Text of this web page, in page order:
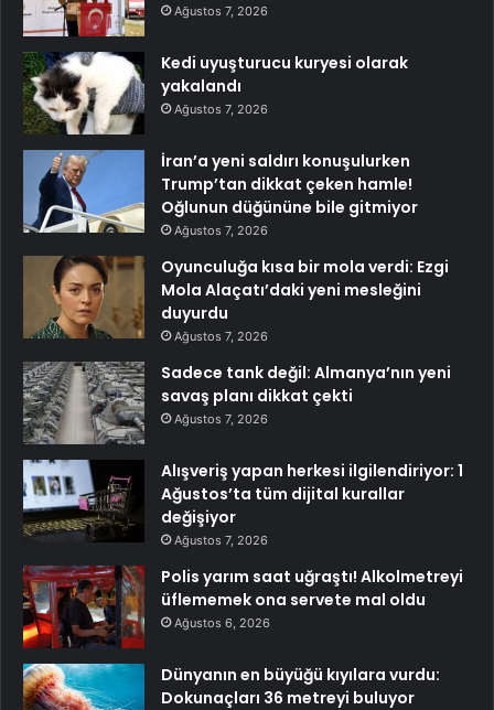
Ağustos 7, 2026
Kedi uyuşturucu kuryesi olarak
yakalandı
Ağustos 7, 2026
İran’a yeni saldırı konuşulurken
Trump’tan dikkat çeken hamle!
Oğlunun düğününe bile gitmiyor
Ağustos 7, 2026
Oyunculuğa kısa bir mola verdi: Ezgi
Mola Alaçatı’daki yeni mesleğini
duyurdu
Ağustos 7, 2026
Sadece tank değil: Almanya’nın yeni
savaş planı dikkat çekti
Ağustos 7, 2026
Alışveriş yapan herkesi ilgilendiriyor: 1
Ağustos’ta tüm dijital kurallar
değişiyor
Ağustos 7, 2026
Polis yarım saat uğraştı! Alkolmetreyi
üflememek ona servete mal oldu
Ağustos 6, 2026
Dünyanın en büyüğü kıyılara vurdu:
Dokunaçları 36 metreyi buluyor